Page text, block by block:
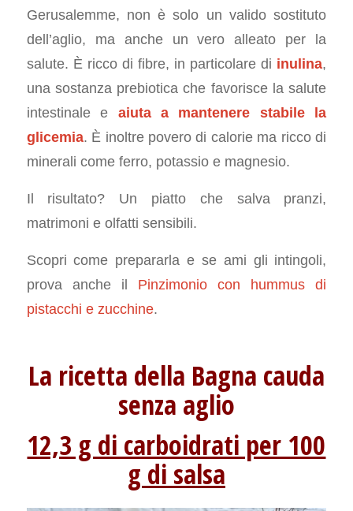
Gerusalemme, non è solo un valido sostituto
dell’aglio, ma anche un vero alleato per la
salute. È ricco di fibre, in particolare di inulina,
una sostanza prebiotica che favorisce la salute
intestinale e aiuta a mantenere stabile la
glicemia. È inoltre povero di calorie ma ricco di
minerali come ferro, potassio e magnesio.
Il risultato? Un piatto che salva pranzi,
matrimoni e olfatti sensibili.
Scopri come prepararla e se ami gli intingoli,
prova anche il Pinzimonio con hummus di
pistacchi e zucchine.
La ricetta della Bagna cauda
senza aglio
12,3 g di carboidrati per 100
g di salsa